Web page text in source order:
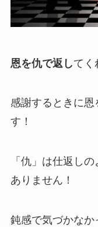
恩を仇で返してく
感謝するときに
す！
「仇」は仕返し
ありません！
鈍感で気づかな